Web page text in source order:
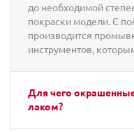
до необходимой
покраски модели. С
производится
инструментов,
Для чего
лаком?